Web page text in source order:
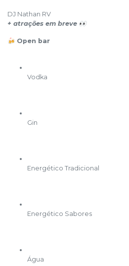
DJ Nathan RV
+ atrações em breve 👀
🍻 Open bar
Vodka
Gin
Energético Tradicional
Energético Sabores
Água